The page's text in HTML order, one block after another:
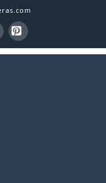
Pinterest